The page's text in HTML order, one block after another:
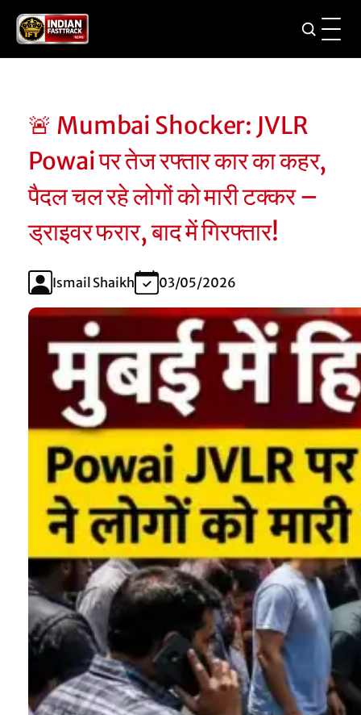
🚨 Mumbai Shocker: JVLR
Powai पर तेज रफ्तार कार का कहर,
पैदल चल रहे लोगों को मारी टक्कर –
ड्राइवर फरार, बाद में गिरफ्तार!
Ismail Shaikh 03/05/2026